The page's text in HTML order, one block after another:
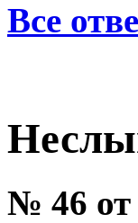
Все
№ 46 от